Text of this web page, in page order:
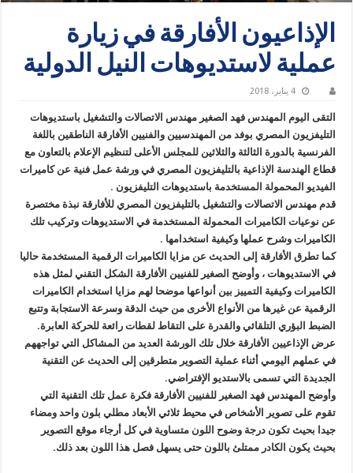
الإذاعيون الأفارقة في زيارة
عملية لاستديوهات النيل الدولية
4 يناير، 2018
التقى اليوم المهندس فهد الصغير مهندس الاتصالات والتشغيل باستديوهات
التليفزيون المصري بوفد من المهندسيين والفنيين الأفارقة الناطقين باللغة
الفرنسية بالدورة الثالثة والثلاثين للمجلس الأعلى لتنظيم الإعلام بالتعاون مع
قطاع الهندسة الإذاعية بالتليفزيون المصري في ورشة عمل فنية عن كاميرات
الفيديو المحمولة المستخدمة باستديوهات التليفزيون .
قدم مهندس الاتصالات والتشغيل بالتليفزيون المصري للأفارقة نبذة مختصرة
عن نوعيات الكاميرات المحمولة المستخدمة في الاستديوهات وتركيب تلك
الكاميرات وشرح عملها وكيفية استخدامها .
كما تطرق الأفارقة إلى الحديث عن مزايا الكاميرات الرقمية المستخدمة حاليا
في الاستديوهات ، وأوضح الصغير للفنيين الأفارقة الشكل التقني لمثل هذه
الكاميرات وكيفية التمييز بين أنواعها موضحا لهم مزايا استخدام الكاميرات
الرقمية عن غيرها من الأنواع الأخرى من حيث الدقة وسرعة الاستجابة وتتبع
الضبط البؤري التلقائي والقدرة على التقاط لقطات رائعة للحركة العابرة.
عرض الإذاعيين الأفارقة خلال تلك الورشة العديد من المشاكل التي تواجههم
في عملهم اليومي أثناء عملية التصوير متطرقين إلى الحديث عن التقنية
الجديدة التي تسمى بالاستديو الإفتراضي.
وأوضح المهندس فهد الصغير للفنيين الأفارقة فكرة عمل تلك التقنية التي
تقوم على تصوير الأشخاص في محيط ثلاثي الأبعاد مطلي بلون واحد ومضاء
جيدا بحيث تكون درجة وضوح اللون متساوية في كل أرجاء موقع التصوير
بحيث يكون الكادر ممتلئ باللون حتى يسهل فصل هذا اللون بعد ذلك.